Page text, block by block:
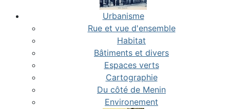
Urbanisme
Rue et vue d'ensemble
Habitat
Bâtiments et divers
Espaces verts
Cartographie
Du côté de Menin
Environement